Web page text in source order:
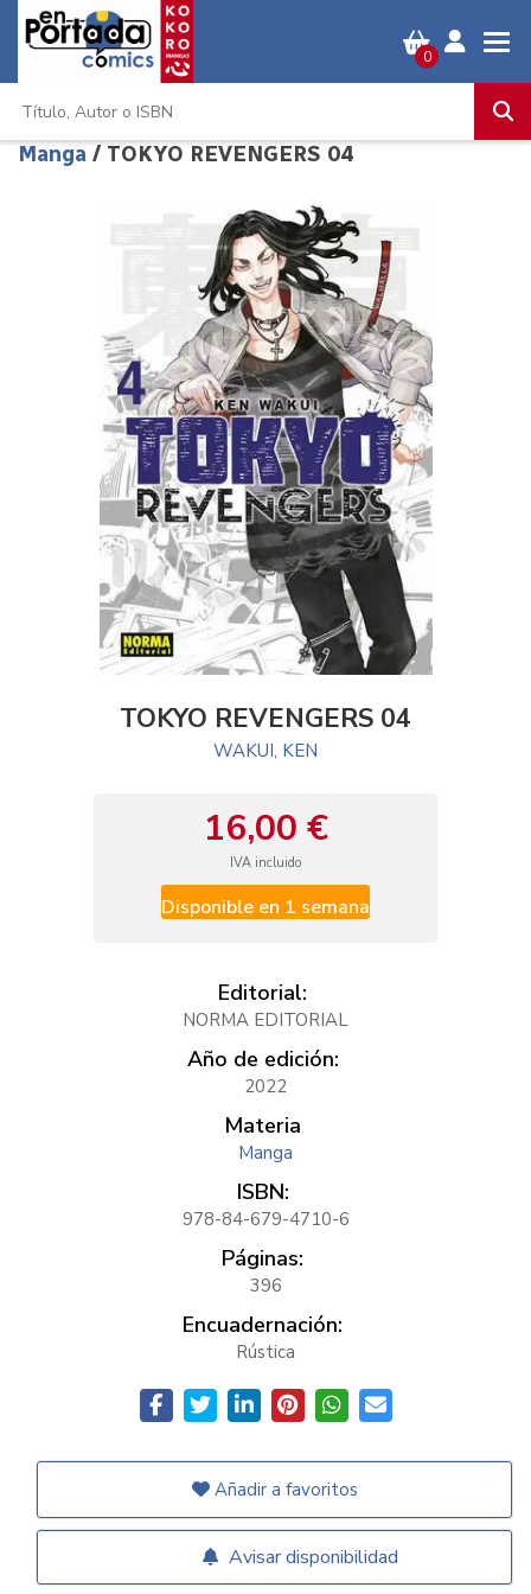
0
Manga / TOKYO REVENGERS 04
TOKYO REVENGERS 04
WAKUI, KEN
16,00 €
IVA incluido
Disponible en 1 semana
Editorial:
NORMA EDITORIAL
Año de edición:
2022
Materia
Manga
ISBN:
978-84-679-4710-6
Páginas:
396
Encuadernación:
Rústica
Añadir a favoritos
Avisar disponibilidad